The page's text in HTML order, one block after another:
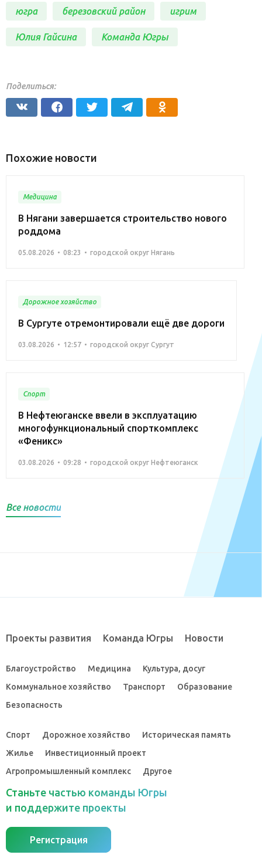
югра березовский район игрим
Юлия Гайсина Команда Югры
Поделиться:
Похожие новости
Медицина
В Нягани завершается строительство нового
роддома
05.08.2026 08:23 городской округ Нягань
Дорожное хозяйство
В Сургуте отремонтировали ещё две дороги
03.08.2026 12:57 городской округ Сургут
Спорт
В Нефтеюганске ввели в эксплуатацию
многофункциональный спорткомплекс
«Феникс»
03.08.2026 09:28 городской округ Нефтеюганск
Все новости
Проекты развития Команда Югры Новости
Благоустройство Медицина
Культура, досуг
Коммунальное хозяйство
Транспорт
Образование
Безопасность
Спорт Дорожное хозяйство
Историческая память
Жилье
Инвестиционный проект
Агропромышленный комплекс
Другое
Станьте частью команды Югры
и поддержите проекты
Регистрация